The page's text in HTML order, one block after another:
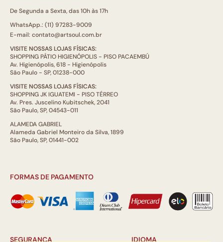
De Segunda a Sexta, das 10h às 17h
WhatsApp.: (11) 97283-9009
E-mail: contato@artsoul.com.br
VISITE NOSSAS LOJAS FÍSICAS:
SHOPPING PÁTIO HIGIENÓPOLIS - PISO PACAEMBÚ
Av. Higienópolis, 618 - Higienópolis
São Paulo - SP, 01238-000
VISITE NOSSAS LOJAS FÍSICAS:
SHOPPING JK IGUATEMI - PISO TÉRREO
Av. Pres. Juscelino Kubitschek, 2041
São Paulo, SP, 04543-011
ALAMEDA GABRIEL
Alameda Gabriel Monteiro da Silva, 1899
São Paulo, SP, 01441-002
FORMAS DE PAGAMENTO
SEGURANÇA IDIOMA